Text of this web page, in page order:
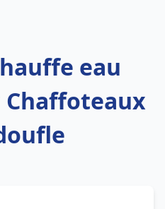
eau